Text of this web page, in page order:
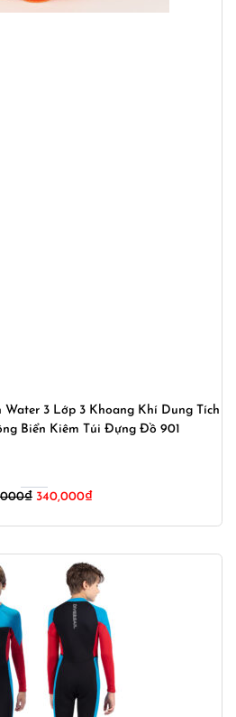
3 Lớp 3 Khoang Khí Dung Tích
Biển Kiêm Túi Đựng Đồ 901
₫ Giá
470,000₫.
340,000₫Giá
là:
340,000₫.